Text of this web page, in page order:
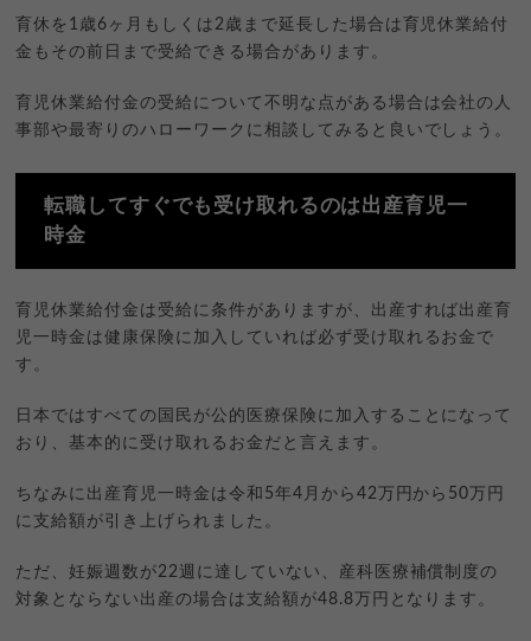
育休を1歳6ヶ月もしくは2歳まで延長した場合は育児休業給付
金もその前日まで受給できる場合があります。
育児休業給付金の受給について不明な点がある場合は会社の人
事部や最寄りのハローワークに相談してみると良いでしょう。
転職してすぐでも受け取れるのは出産育児一
時金
育児休業給付金は受給に条件がありますが、出産すれば出産育
児一時金は健康保険に加入していれば必ず受け取れるお金で
す。
日本ではすべての国民が公的医療保険に加入することになって
おり、基本的に受け取れるお金だと言えます。
ちなみに出産育児一時金は令和5年4月から42万円から50万円
に支給額が引き上げられました。
ただ、妊娠週数が22週に達していない、産科医療補償制度の
対象とならない出産の場合は支給額が48.8万円となります。